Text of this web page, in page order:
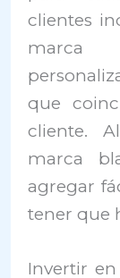
clientes
marca
que
cliente.
marca
agregar
tener que
Invertir en